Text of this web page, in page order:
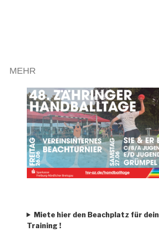
MEHR
Miete hier den Beachplatz für dein
Training !